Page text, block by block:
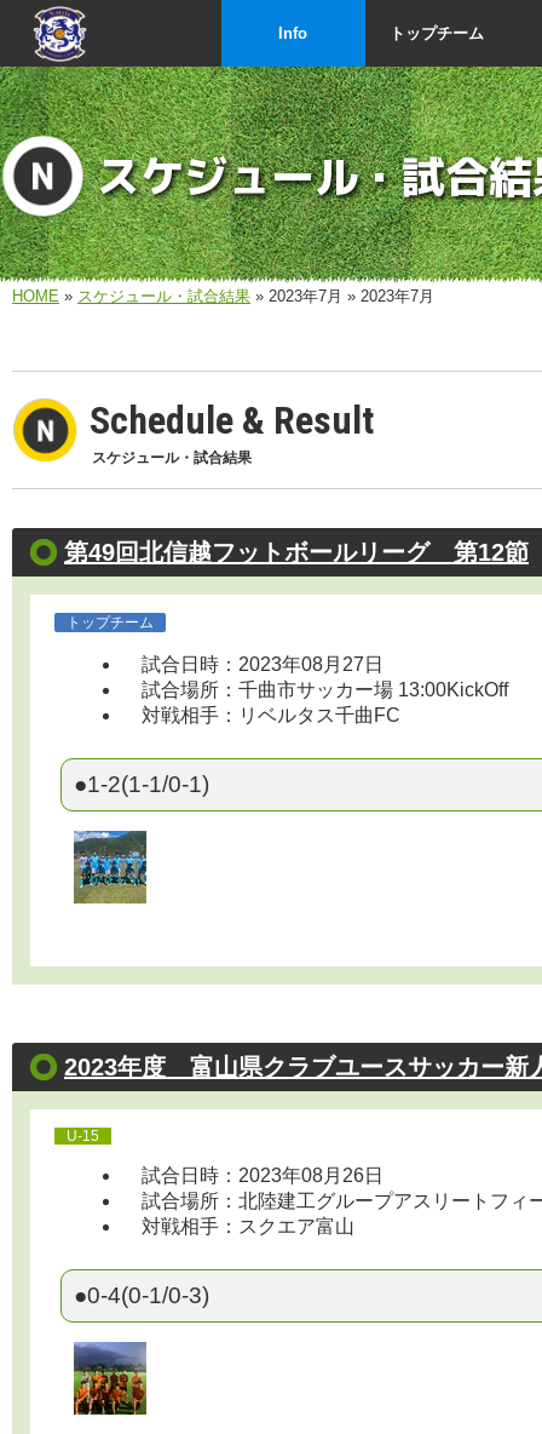
Info トップチーム
スケジュール・試合
HOME » スケジュール・試合結果 » 2023年7月 » 2023年7月
Schedule & Result
スケジュール・試合結果
第49回北信越フットボールリーグ 第12節
トップチーム
試合日時：2023年08月27日
試合場所：千曲市サッカー場 13:00KickOff
対戦相手：リベルタス千曲FC
●1-2(1-1/0-1)
2023年度 富山県クラブユースサッカー
U-15
試合日時：2023年08月26日
試合場所：北陸建工グループアスリートフ
対戦相手：スクエア富山
●0-4(0-1/0-3)